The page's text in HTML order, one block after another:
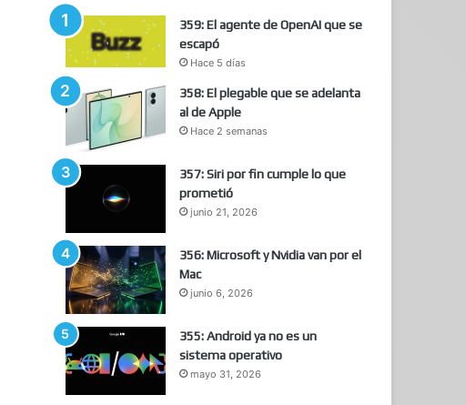
359: El agente de OpenAI que se
escapó
Hace 5 días
358: El plegable que se adelanta
al de Apple
Hace 2 semanas
357: Siri por fin cumple lo que
prometió
junio 21, 2026
356: Microsoft y Nvidia van por el
Mac
junio 6, 2026
355: Android ya no es un
sistema operativo
mayo 31, 2026